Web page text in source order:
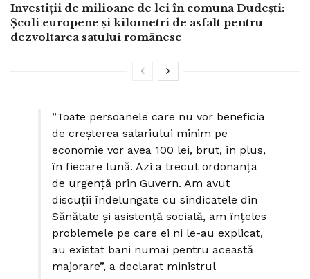
Investiții de milioane de lei în comuna Dudești:
Școli europene și kilometri de asfalt pentru
dezvoltarea satului românesc
”Toate persoanele care nu vor beneficia
de creșterea salariului minim pe
economie vor avea 100 lei, brut, în plus,
în fiecare lună. Azi a trecut ordonanța
de urgență prin Guvern. Am avut
discuții îndelungate cu sindicatele din
Sănătate și asistență socială, am înțeles
problemele pe care ei ni le-au explicat,
au existat bani numai pentru această
majorare”, a declarat ministrul